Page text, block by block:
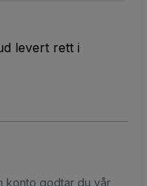
levert rett i
konto godtar du vår